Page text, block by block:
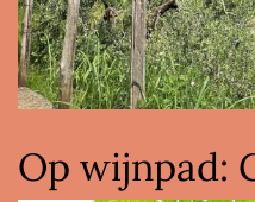
Op wijnpad: